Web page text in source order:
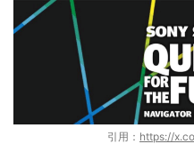
引用： https://